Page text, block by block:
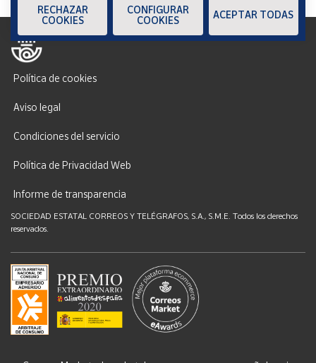
Política de cookies
Aviso legal
Condiciones del servicio
Política de Privacidad Web
Informe de transparencia
SOCIEDAD ESTATAL CORREOS Y TELÉGRAFOS, S.A., S.M.E. Todos los derechos
reservados.
RECHAZAR
COOKIES
CONFIGURAR
COOKIES
ACEPTAR TODAS